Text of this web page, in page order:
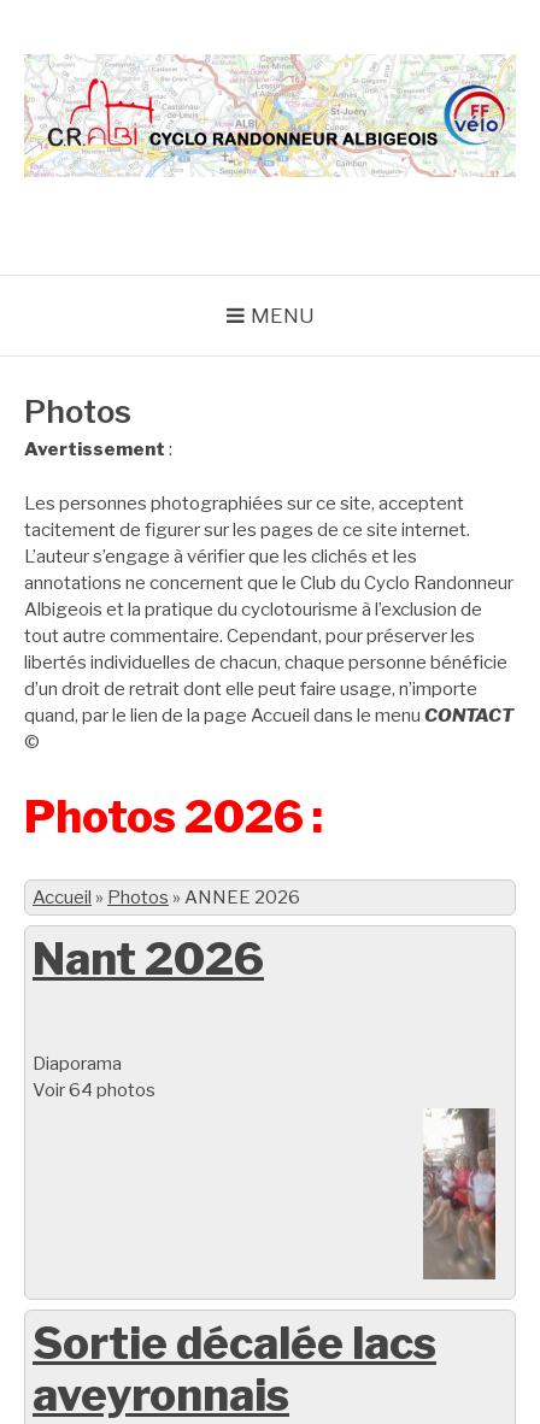
contenu
MENU
Photos
Avertissement :
Les personnes photographiées sur ce site, acceptent
tacitement de figurer sur les pages de ce site internet.
L’auteur s’engage à vérifier que les clichés et les
annotations ne concernent que le Club du Cyclo Randonneur
Albigeois et la pratique du cyclotourisme à l’exclusion de
tout autre commentaire. Cependant, pour préserver les
libertés individuelles de chacun, chaque personne bénéficie
d’un droit de retrait dont elle peut faire usage, n’importe
quand, par le lien de la page Accueil dans le menu CONTACT
©
Photos 2026 :
Accueil » Photos » ANNEE 2026
Nant 2026
Diaporama
Voir 64 photos
Sortie décalée lacs
aveyronnais